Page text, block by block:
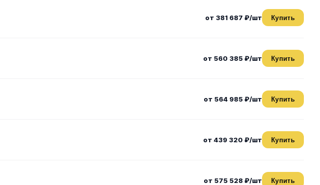
от 381 687 ₽/шт Купить
от 560 385 ₽/шт Купить
от 564 985 ₽/шт Купить
от 439 320 ₽/шт Купить
от 575 528 ₽/шт Купить